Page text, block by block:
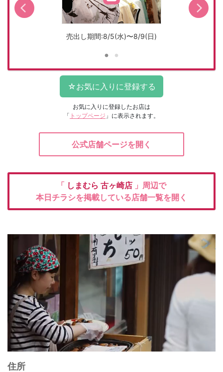
売出し期間:8/5(水)〜8/9(日)
お気に入りに登録したお店は
「 トップページ 」に表示されます。
公式店舗ページを開く
「 しまむら 古ヶ崎店 」周辺で
本日チラシを掲載している店舗一覧を開く
住所